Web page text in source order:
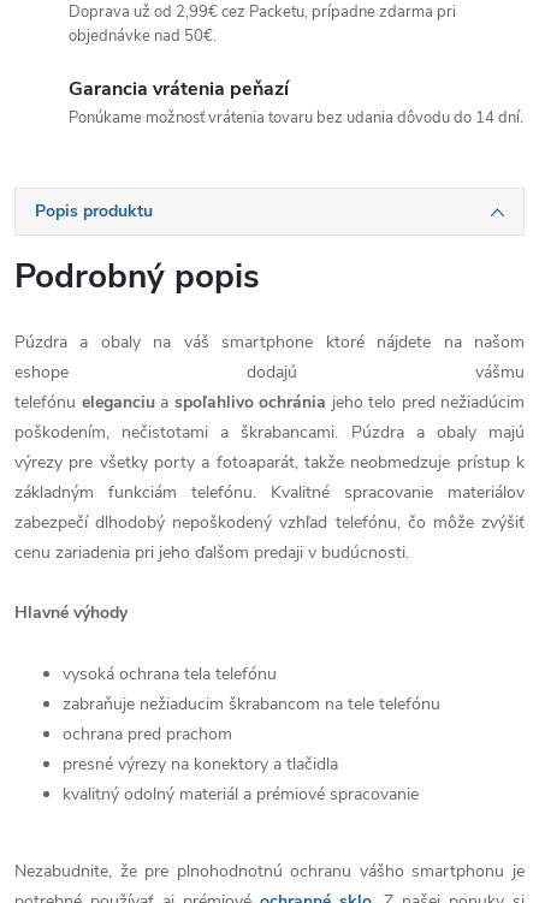
Doprava už od 2,99€ cez Packetu, prípadne zdarma pri
objednávke nad 50€.
Garancia vrátenia peňazí
Ponúkame možnosť vrátenia tovaru bez udania dôvodu do 14 dní.
Popis produktu
Podrobný popis
Púzdra a obaly na váš smartphone ktoré nájdete na našom
eshope dodajú vášmu
telefónu eleganciu a spoľahlivo ochránia jeho telo pred nežiadúcim
poškodením, nečistotami a škrabancami. Púzdra a obaly majú
výrezy pre všetky porty a fotoaparát, takže neobmedzuje prístup k
základným funkciám telefónu. Kvalitné spracovanie materiálov
zabezpečí dlhodobý nepoškodený vzhľad telefónu, čo môže zvýšiť
cenu zariadenia pri jeho ďalšom predaji v budúcnosti.
Hlavné výhody
vysoká ochrana tela telefónu
zabraňuje nežiaducim škrabancom na tele telefónu
ochrana pred prachom
presné výrezy na konektory a tlačidla
kvalitný odolný materiál a prémiové spracovanie
Nezabudnite, že pre plnohodnotnú ochranu vášho smartphonu je